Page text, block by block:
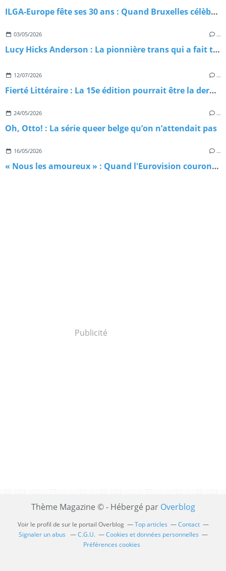
ILGA-Europe fête ses 30 ans : Quand Bruxelles célèbre trois décennies de combat pour nos droits
03/05/2026 …
Lucy Hicks Anderson : La pionnière trans qui a fait trembler la justice américaine
12/07/2026 …
Fierté Littéraire : La 15e édition pourrait être la dernière — et c'est inadmissible!
24/05/2026 …
Oh, Otto! : La série queer belge qu’on n’attendait pas
16/05/2026 …
« Nous les amoureux » : Quand l'Eurovision couronnait, sans le savoir, un hymne gay
Publicité
Thème Magazine © - Hébergé par Overblog
Voir le profil de sur le portail Overblog Top articles
Contact
Signaler un abus
C.G.U.
Cookies et données personnelles
Préférences cookies